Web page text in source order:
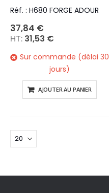
Réf. : H680 FORGE ADOUR
37,84 €
31,53 €
Sur commande (délai 30
jours)
AJOUTER AU PANIER